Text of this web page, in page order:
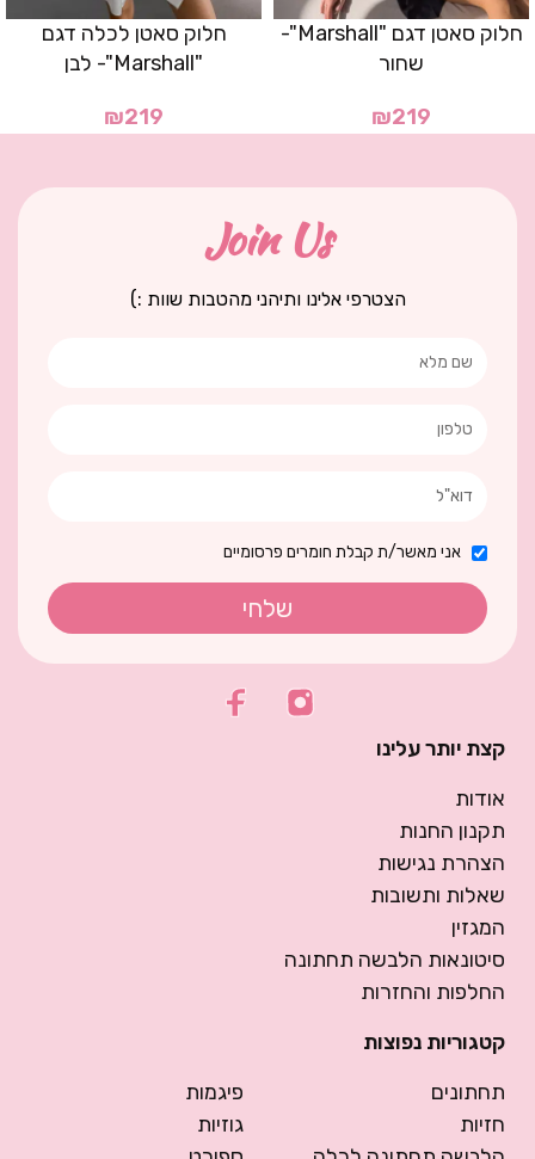
חלוק סאטן דגם "Marshall"-
שחור
₪219
חלוק סאטן לכלה דגם
"Marshall"- לבן
₪219
Join Us
הצטרפי אלינו ותיהני מהטבות שוות :)
אני מאשר/ת קבלת חומרים פרסומיים
שלחי
קצת יותר עלינו
אודות
תקנון החנות
הצהרת נגישות
שאלות ותשובות
המגזין
סיטונאות הלבשה תחתונה
החלפות והחזרות
קטגוריות נפוצות
תחתונים
חזיות
פיגמות
גוזיות